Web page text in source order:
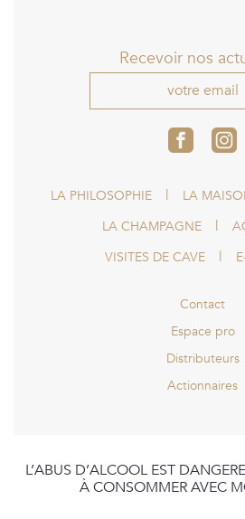
Recevoir nos
votre email
LA PHILOSOPHIE LA
LA CHAMPAGNE
VISITES DE CAVE
Contact
Espace pro
Distributeurs
Actionnaires
L’ABUS D’ALCOOL EST
À CONSOMMER AVEC